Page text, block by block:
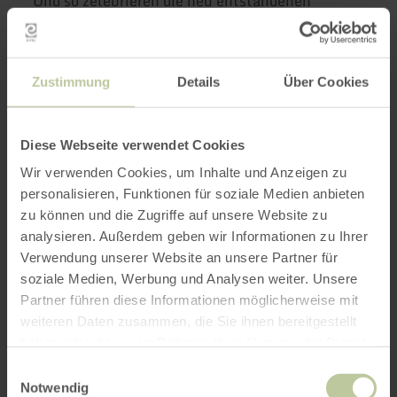
Zustimmung Details Über Cookies
Diese Webseite verwendet Cookies
Wir verwenden Cookies, um Inhalte und Anzeigen zu
personalisieren, Funktionen für soziale Medien anbieten
zu können und die Zugriffe auf unsere Website zu
analysieren. Außerdem geben wir Informationen zu Ihrer
Verwendung unserer Website an unsere Partner für
soziale Medien, Werbung und Analysen weiter. Unsere
Partner führen diese Informationen möglicherweise mit
weiteren Daten zusammen, die Sie ihnen bereitgestellt
Notwendig
Eigenkompositionen Pabsts einen ganz
persönlichen Rhythm Riot: einen rhythmischen
als kraftvollen Gegenpol zu den dunklen und
zerstörerischen Tendenzen unser Gesellschaft
zwei langjährigen Weggefährten und Veteranen
der europäischen Jazzszene. Der JazzEcho -
Preisträger André Nendza am Kontrabass und
Erik Kooger, einer der gefragtesten Schlagzeuger
der Niederlande, vollenden so das perfekt
aufeinander eingespielte Trio.
Veranstaltung im Rahmen der Partnerschaft
Mobilität von Musikensembles zwischen